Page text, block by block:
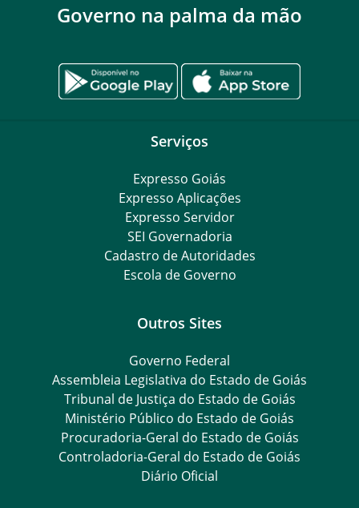
Governo na palma da mão
Serviços
Expresso Goiás
Expresso Aplicações
Expresso Servidor
SEI Governadoria
Cadastro de Autoridades
Escola de Governo
Outros Sites
Governo Federal
Assembleia Legislativa do Estado de Goiás
Tribunal de Justiça do Estado de Goiás
Ministério Público do Estado de Goiás
Procuradoria-Geral do Estado de Goiás
Controladoria-Geral do Estado de Goiás
Diário Oficial